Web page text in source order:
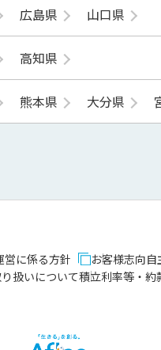
広島県 山口県
高知県
熊本県 大分県
営に係る方針 お客様志向自
扱いについて積立利率等・約